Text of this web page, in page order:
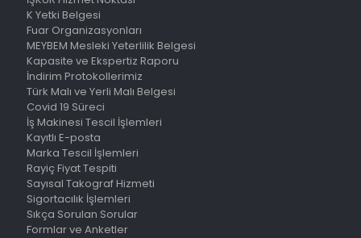
K Yetki Belgesi
Fuar Organizasyonları
MEYBEM Mesleki Yeterlilik Belgesi
Kapasite ve Ekspertiz Raporu
İndirim Protokollerimiz
Türk Malı ve Yerli Malı Belgesi
Covid 19 Süreci
İş Makinesi Tescil İşlemleri
Kayıtlı E-posta
Marka Tescil İşlemleri
Rayiç Fiyat Tespiti
Sayısal Takograf Hizmeti
Sigortacılık İşlemleri
Sıkça Sorulan Sorular
Formlar ve Anketler